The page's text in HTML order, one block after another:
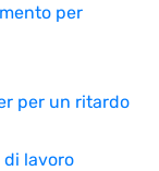
per
per un ritardo
di lavoro